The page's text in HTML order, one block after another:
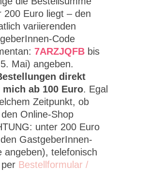
200 Euro liegt – den
variierenden
Code
7ARZJQFBbis
Mai) angeben.
direkt
mich ab 100 Euro. Egal
Zeitpunkt, ob
Online-Shop
unter 200 Euro
GastgeberInnen-
angeben), telefonisch
Bestellformular /